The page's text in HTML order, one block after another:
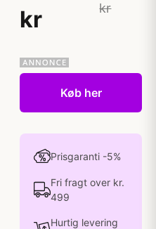
kr
kr
Køb her
Prisgaranti -5%
Fri fragt over kr.
499
Hurtig levering